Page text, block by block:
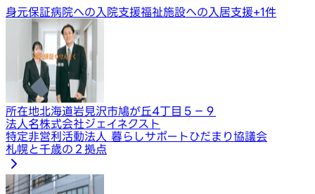
身元保証病院への入院支援福祉施設への入居支援+1件
所在地北海道岩見沢市鳩が丘4丁目５−９
法人名株式会社ジェイネクスト
特定非営利活動法人 暮らしサポートひだまり協議会
札幌と千歳の２拠点